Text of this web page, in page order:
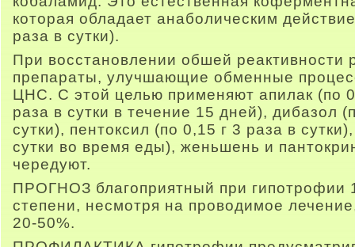
которая обладает анаболическим
раза в сутки).
При восстановлении обшей реактивности
препараты, улучшающие обменные
ЦНС. С этой целью применяют апилак (по
раза в сутки в течение 15 дней), дибазол
сутки), пентоксил (по 0,15 г 3 раза в
сутки во время еды), женьшень и
чередуют.
ПРОГНОЗ благоприятный при гипотрофии
степени, несмотря на проводимое
20-50%.